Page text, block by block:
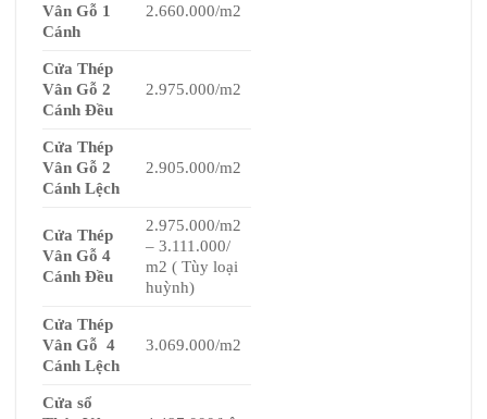
Vân Gỗ 1
Cánh
2.660.000/m2
Cửa Thép
Vân Gỗ 2
Cánh Đều
2.975.000/m2
Cửa Thép
Vân Gỗ 2
Cánh Lệch
2.905.000/m2
Cửa Thép
Vân Gỗ 4
Cánh Đều
2.975.000/m2
– 3.111.000/
m2 ( Tùy loại
huỳnh)
Cửa Thép
Vân Gỗ 4
Cánh Lệch
3.069.000/m2
Cửa sổ